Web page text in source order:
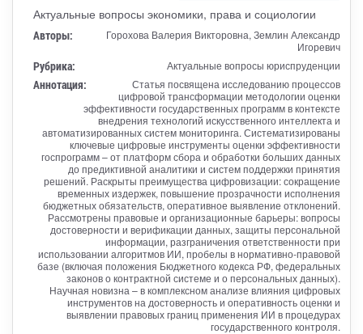
Актуальные вопросы экономики, права и социологии
Авторы:
Горохова Валерия Викторовна, Землин Александр
Игоревич
Рубрика: Актуальные вопросы юриспруденции
Аннотация:
Статья посвящена исследованию процессов
цифровой трансформации методологии оценки
эффективности государственных программ в контексте
внедрения технологий искусственного интеллекта и
автоматизированных систем мониторинга. Систематизированы
ключевые цифровые инструменты оценки эффективности
госпрограмм – от платформ сбора и обработки больших данных
до предиктивной аналитики и систем поддержки принятия
решений. Раскрыты преимущества цифровизации: сокращение
временных издержек, повышение прозрачности исполнения
бюджетных обязательств, оперативное выявление отклонений.
Рассмотрены правовые и организационные барьеры: вопросы
достоверности и верификации данных, защиты персональной
информации, разграничения ответственности при
использовании алгоритмов ИИ, пробелы в нормативно-правовой
базе (включая положения Бюджетного кодекса РФ, федеральных
законов о контрактной системе и о персональных данных).
Научная новизна – в комплексном анализе влияния цифровых
инструментов на достоверность и оперативность оценки и
выявлении правовых границ применения ИИ в процедурах
государственного контроля.